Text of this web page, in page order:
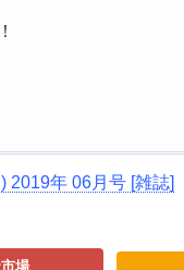
2019年 06月号 [雑誌]
場